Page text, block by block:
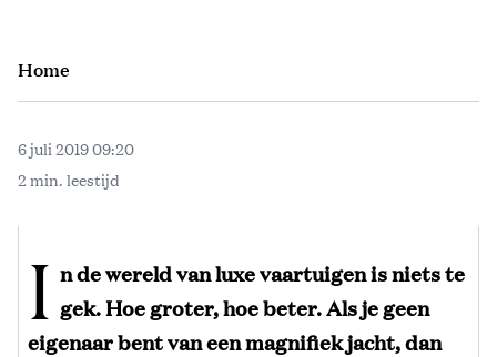
Home
6 juli 2019 09:20
2 min. leestijd
I n de wereld van luxe vaartuigen is niets te
gek. Hoe groter, hoe beter. Als je geen
eigenaar bent van een magnifiek jacht, dan